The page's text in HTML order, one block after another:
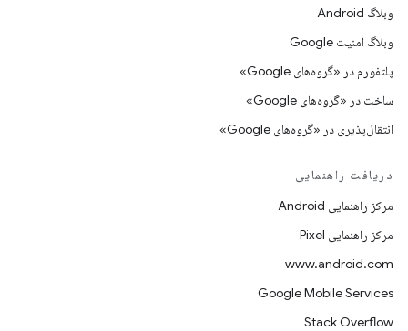
وبلاگ Android
وبلاگ امنیت Google
پلتفورم در «گروه‌های Google»
ساخت در «گروه‌های Google»
انتقال‌پذیری در «گروه‌های Google»
دریافت راهنمایی
مرکز راهنمایی Android
مرکز راهنمایی Pixel
www.android.com
Google Mobile Services
Stack Overflow